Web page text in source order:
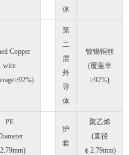
体
Copper
wire
第
二
层
外
导
体
镀锡铜丝
(覆盖率
≥92%)
PE
护
套
聚乙烯
(直径
￠2.79mm)